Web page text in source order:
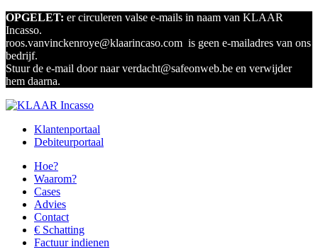
OPGELET: er circuleren valse e-mails in naam van KLAAR
Incasso.
roos.vanvinckenroye@klaarincaso.com is geen e-mailadres van ons
bedrijf.
Stuur de e-mail door naar verdacht@safeonweb.be en verwijder
hem daarna.
Klantenportaal
Debiteurportaal
Hoe?
Waarom?
Cases
Advies
Contact
€ Schatting
Factuur indienen